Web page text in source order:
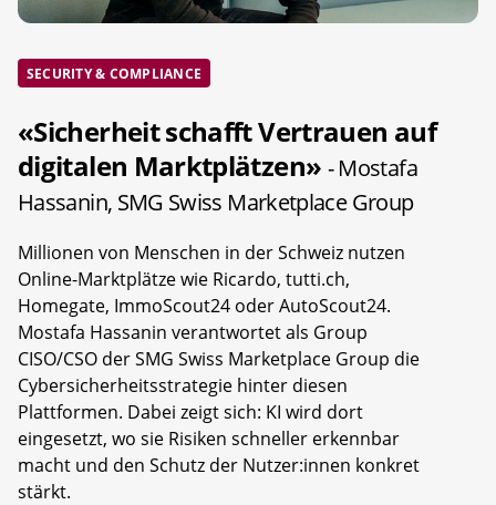
SECURITY & COMPLIANCE
«Sicherheit schafft Vertrauen auf
digitalen Marktplätzen» - Mostafa
Hassanin, SMG Swiss Marketplace Group
Millionen von Menschen in der Schweiz nutzen
Online-Marktplätze wie Ricardo, tutti.ch,
Homegate, ImmoScout24 oder AutoScout24.
Mostafa Hassanin verantwortet als Group
CISO/CSO der SMG Swiss Marketplace Group die
Cybersicherheitsstrategie hinter diesen
Plattformen. Dabei zeigt sich: KI wird dort
eingesetzt, wo sie Risiken schneller erkennbar
macht und den Schutz der Nutzer:innen konkret
stärkt.